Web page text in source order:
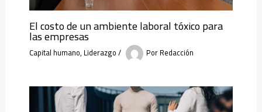
El costo de un ambiente laboral tóxico para
las empresas
Capital humano, Liderazgo/ PorRedacción